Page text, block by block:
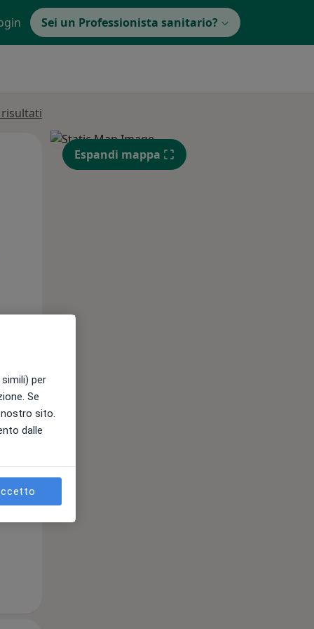
Sei un Professionista sanitario?
Mer, Gio,
13 Ago
Mar,
11 Ago
Espandi mappa
per
Se
sito.
dalle